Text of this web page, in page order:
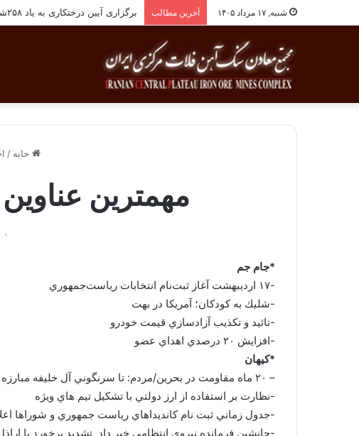
شنبه, ۱۷ مرداد ۱۴۰۵ آخرین مطالب برگزاری آیین درختکاری به یاد ۲۵۸شهید شهرستان بافق
خانه /
مهمترین
*جام جم
-۱۷ ارديبهشت آغاز ثبت‌نام انتخابات رياست‌جمهوري
-شليك به كودكان؛ آمريكا در بهت
-تائيد و تكذيب آزادسازي قيمت خودرو
-افزايش ۲۰ درصدي اهداي عضو
*کیهان
– ۲۰ ماه مقاومت در بحرين/مردم: تا سرنگوني آل خليفه مبارزه مي كنيم
-نظارت بر استفاده از ارز دولتي با تشكيل تيم هاي ويژه
-جدول زماني ثبت نام كانديداهاي رياست جمهوري و شوراها
-جانشين فرمانده نيروي انتظامي خبر داد تشديد برخورد با